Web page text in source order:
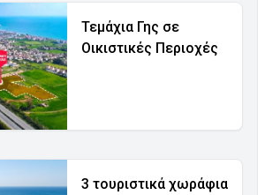
Τεμάχια Γης σε
Οικιστικές Περιοχές
3 τουριστικά χωράφια